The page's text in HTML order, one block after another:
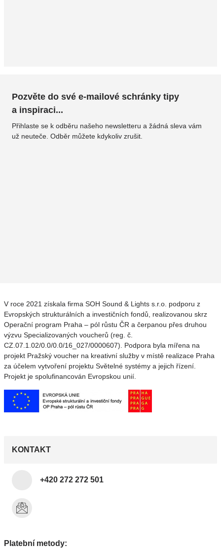
Pozvěte do své e-mailové schránky tipy
a inspiraci...
Přihlaste se k odběru našeho newsletteru a žádná sleva vám
už neuteče. Odběr můžete kdykoliv zrušit.
V roce 2021 získala firma SOH Sound & Lights s.r.o. podporu z
Evropských strukturálních a investičních fondů, realizovanou skrz
Operační program Praha – pól růstu ČR a čerpanou přes druhou
výzvu Specializovaných voucherů (reg. č.
CZ.07.1.02/0.0/0.0/16_027/0000607). Podpora byla mířena na
projekt Pražský voucher na kreativní služby v místě realizace Praha
za účelem vytvoření projektu Světelné systémy a jejich řízení.
Projekt je spolufinancován Evropskou unií.
KONTAKT
+420 272 272 501
Platební metody: